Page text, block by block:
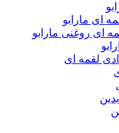
ای مارابو
ای روغنی مارابو
لقمه ای